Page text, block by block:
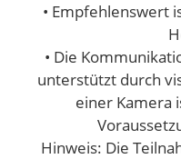
• Empfehlenswert
• Die
unterstützt durch
einer Kamera
Hinweis: Die